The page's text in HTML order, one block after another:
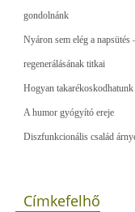
gondolnánk
Nyáron sem elég a
regenerálásának titkai
Hogyan
A humor gyógyító ereje
Diszfunkcionális család
Címkefelhő